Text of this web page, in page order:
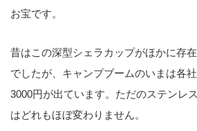
お宝です。
昔はこの深型シェラカップがほかに存
でしたが、キャンプブームのいまは各
3000円が出ています。ただのステンレ
はどれもほぼ変わりません。